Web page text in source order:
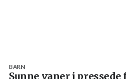
Sunne vaner i
BARN